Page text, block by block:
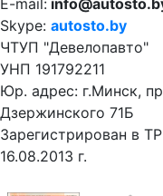
Skype: autosto.by
ЧТУП "Девелопавто"
УНП 191792211
Юр. адрес: г.Минск,
Дзержинского 71Б
Зарегистрирован в
16.08.2013 г.